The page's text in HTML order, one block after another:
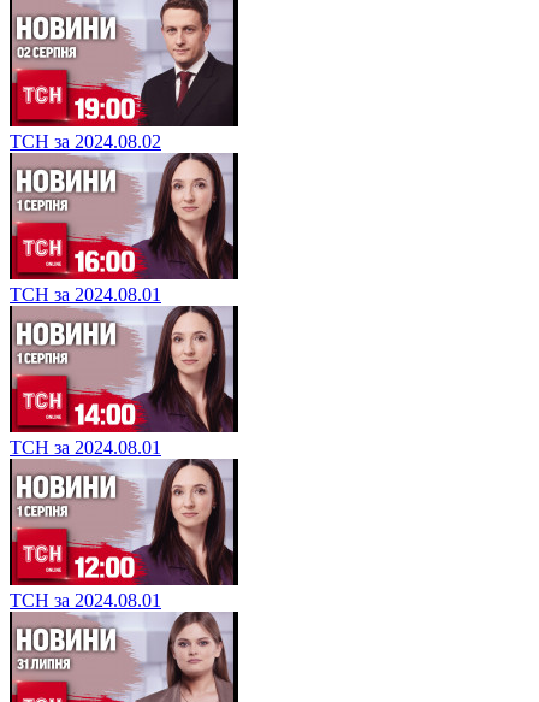
ТСН за 2024.08.02
ТСН за 2024.08.01
ТСН за 2024.08.01
ТСН за 2024.08.01